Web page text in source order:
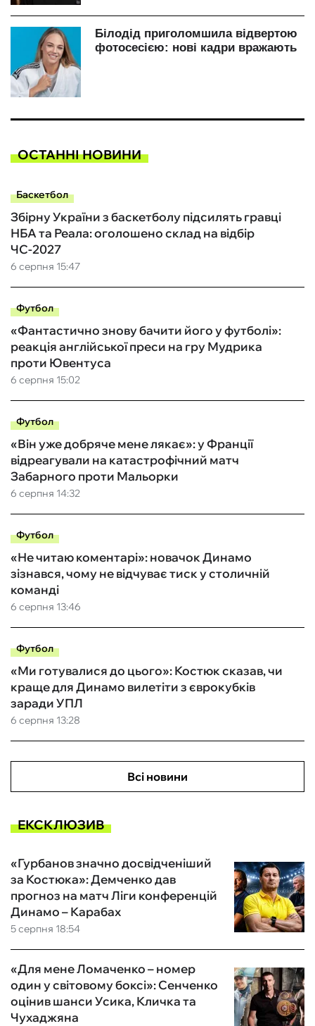
ОСТАННІ НОВИНИ
Баскетбол
6 серпня 15:47
Збірну України з баскетболу підсилять гравці
НБА та Реала: оголошено склад на відбір
ЧС-2027
Футбол
6 серпня 15:02
«Фантастично знову бачити його у футболі»:
реакція англійської преси на гру Мудрика
проти Ювентуса
Футбол
6 серпня 14:32
«Він уже добряче мене лякає»: у Франції
відреагували на катастрофічний матч
Забарного проти Мальорки
Футбол
6 серпня 13:46
«Не читаю коментарі»: новачок Динамо
зізнався, чому не відчуває тиск у столичній
команді
Футбол
6 серпня 13:28
«Ми готувалися до цього»: Костюк сказав, чи
краще для Динамо вилетіти з єврокубків
заради УПЛ
Всі новини
ЕКСКЛЮЗИВ
5 серпня 18:54
«Гурбанов значно досвідченіший
за Костюка»: Демченко дав
прогноз на матч Ліги конференцій
Динамо – Карабах
«Для мене Ломаченко – номер
один у світовому боксі»: Сенченко
оцінив шанси Усика, Кличка та
Чухаджяна